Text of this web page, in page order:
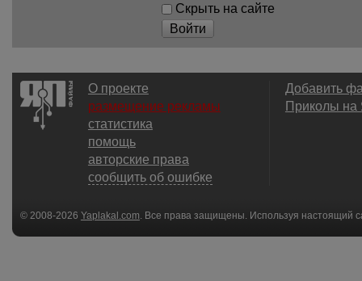
Скрыть на сайте
Войти
О проекте
размещение рекламы
статистика
помощь
авторские права
сообщить об ошибке
Добавить
Приколы
© 2008-2026 Yaplakal.com . Все права защищены. Используя настоящий
соглашения.